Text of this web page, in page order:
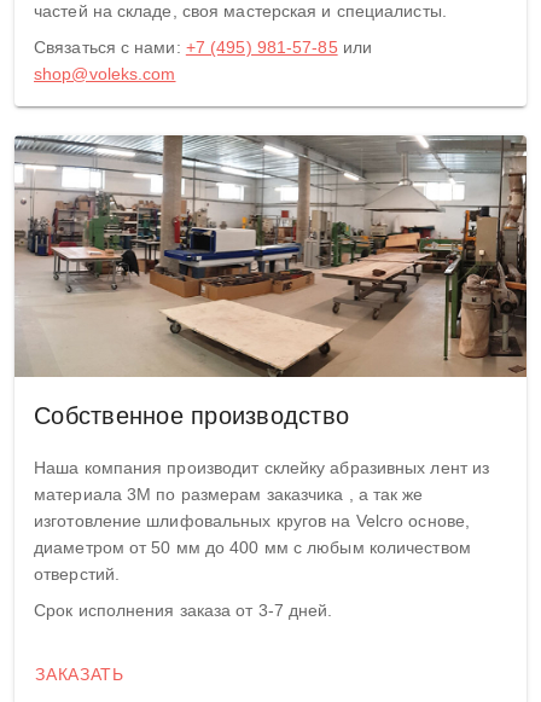
частей на складе, своя мастерская и специалисты.
Связаться с нами: +7 (495) 981-57-85 или
shop@voleks.com
Собственное производство
Наша компания производит склейку абразивных лент из
материала 3М по размерам заказчика , а так же
изготовление шлифовальных кругов на Velcro основе,
диаметром от 50 мм до 400 мм с любым количеством
отверстий.
Срок исполнения заказа от 3-7 дней.
ЗАКАЗАТЬ